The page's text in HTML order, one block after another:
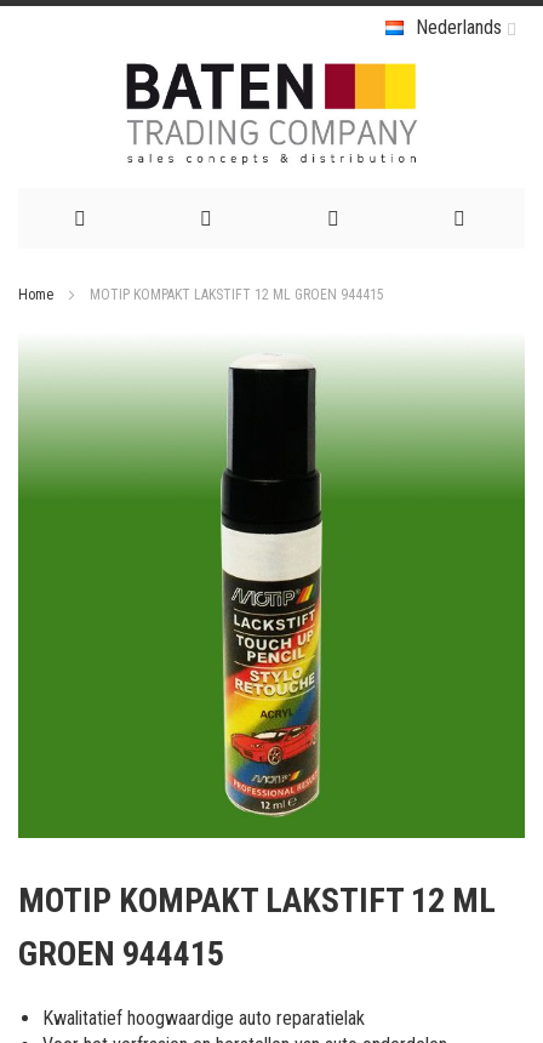
Nederlands
Home MOTIP KOMPAKT LAKSTIFT 12 ML GROEN 944415
het
van
afbeeldingen-
gallerij
MOTIP KOMPAKT LAKSTIFT 12 ML
GROEN 944415
Kwalitatief hoogwaardige auto reparatielak